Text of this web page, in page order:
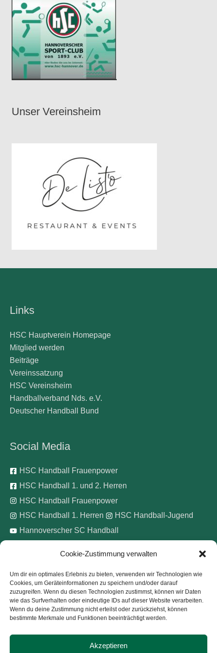
Cookie-Zustimmung verwalten
Um dir ein optimales Erlebnis zu bieten, verwenden wir Technologien wie
Cookies, um Geräteinformationen zu speichern und/oder darauf
zuzugreifen. Wenn du diesen Technologien zustimmst, können wir Daten
wie das Surfverhalten oder eindeutige IDs auf dieser Website verarbeiten.
Wenn du deine Zustimmung nicht erteilst oder zurückziehst, können
bestimmte Merkmale und Funktionen beeinträchtigt werden.
Akzeptieren
Unser Vereinsheim
Links
HSC Hauptverein Homepage
Mitglied werden
Beiträge
Vereinssatzung
HSC Vereinsheim
Handballverband Nds. e.V.
Deutscher Handball Bund
Social Media
HSC Handball Frauenpower
HSC Handball 1. und 2. Herren
HSC Handball Frauenpower
HSC Handball 1. Herren
HSC Handball-Jugend
Hannoverscher SC Handball
Pinke Zitronen e.V.